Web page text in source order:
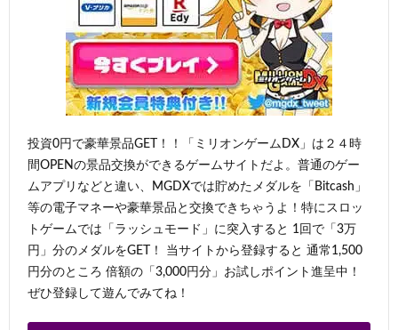
投資0円で豪華景品GET！！「ミリオンゲームDX」は２４時
間OPENの景品交換ができるゲームサイトだよ。普通のゲー
ムアプリなどと違い、MGDXでは貯めたメダルを「Bitcash」
等の電子マネーや豪華景品と交換できちゃうよ！特にスロッ
トゲームでは「ラッシュモード」に突入すると 1回で「3万
円」分のメダルをGET！ 当サイトから登録すると 通常1,500
円分のところ 倍額の「3,000円分」お試しポイント進呈中！
ぜひ登録して遊んでみてね！